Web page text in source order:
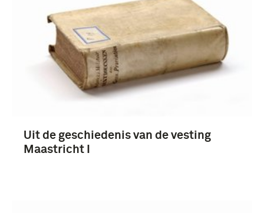
Nationaal Militair Museum (3)
Staatse Leger (1579-1795) (3)
Nederland (12)
Uit de geschiedenis van de vesting
Maastricht I